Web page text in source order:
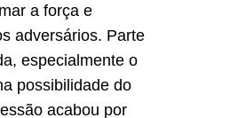
a força e
adversários. Parte
especialmente o
possibilidade do
acabou por